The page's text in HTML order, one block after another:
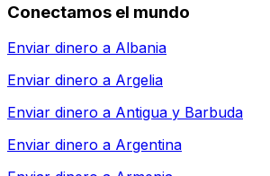
Conectamos el mundo
Enviar dinero a Albania
Enviar dinero a Argelia
Enviar dinero a Antigua y Barbuda
Enviar dinero a Argentina